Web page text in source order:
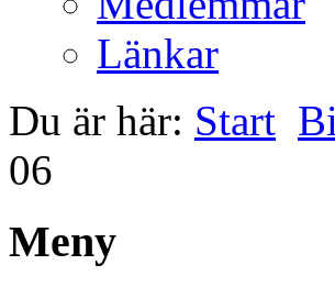
Länkar
Du är här: Start
06
Meny